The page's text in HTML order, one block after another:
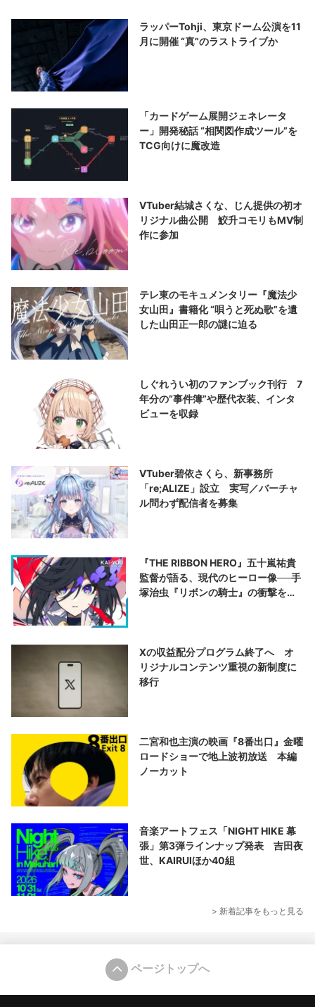
ラッパーTohji、東京ドーム公演を11
月に開催 “真”のラストライブか
「カードゲーム展開ジェネレータ
ー」開発秘話 “相関図作成ツール”を
TCG向けに魔改造
VTuber結城さくな、じん提供の初オ
リジナル曲公開 鮫升コモリもMV制
作に参加
テレ東のモキュメンタリー『魔法少
女山田』書籍化 “唄うと死ぬ歌”を遺
した山田正一郎の謎に迫る
しぐれうい初のファンブック刊行 7
年分の“事件簿”や歴代衣装、インタ
ビューを収録
VTuber碧依さくら、新事務所
「re;ALIZE」設立 実写／バーチャ
ル問わず配信者を募集
『THE RIBBON HERO』五十嵐祐貴
監督が語る、現代のヒーロー像──手
塚治虫『リボンの騎士』の衝撃を再
Xの収益配分プログラム終了へ オ
リジナルコンテンツ重視の新制度に
移行
二宮和也主演の映画『8番出口』金曜
ロードショーで地上波初放送 本編
ノーカット
音楽アートフェス「NIGHT HIKE 幕
張」第3弾ラインナップ発表 吉田夜
世、KAIRUIほか40組
> 新着記事をもっと見る
ページトップへ